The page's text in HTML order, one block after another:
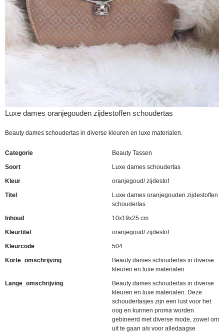
Luxe dames oranjegouden zijdestoffen schoudertas
Beauty dames schoudertas in diverse kleuren en luxe materialen.
Categorie
Beauty Tassen
Soort
Luxe dames schoudertas
Kleur
oranjegoud/ zijdestof
Titel
Luxe dames oranjegouden zijdestoffen
schoudertas
Inhoud
10x19x25 cm
Kleurtitel
oranjegoud/ zijdestof
Kleurcode
504
Korte_omschrijving
Beauty dames schoudertas in diverse
kleuren en luxe materialen.
Lange_omschrijving
Beauty dames schoudertas in diverse
kleuren en luxe materialen. Deze
schoudertasjes zijn een lust voor het
oog en kunnen proma worden
gebineerd met diverse mode, zowel om
uit te gaan als voor alledaagse